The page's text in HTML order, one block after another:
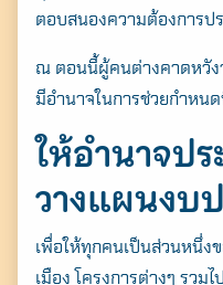
ตอบสนองความต้องการป
ณ ตอนนี้ผู้คนต่างคาดหวัง
มีอำนาจในการช่วยกำหน
ให้อำนาจป
วางแผนงบ
เพื่อให้ทุกคนเป็นส่วนหนึ่ง
เมือง โครงการต่างๆ รวม